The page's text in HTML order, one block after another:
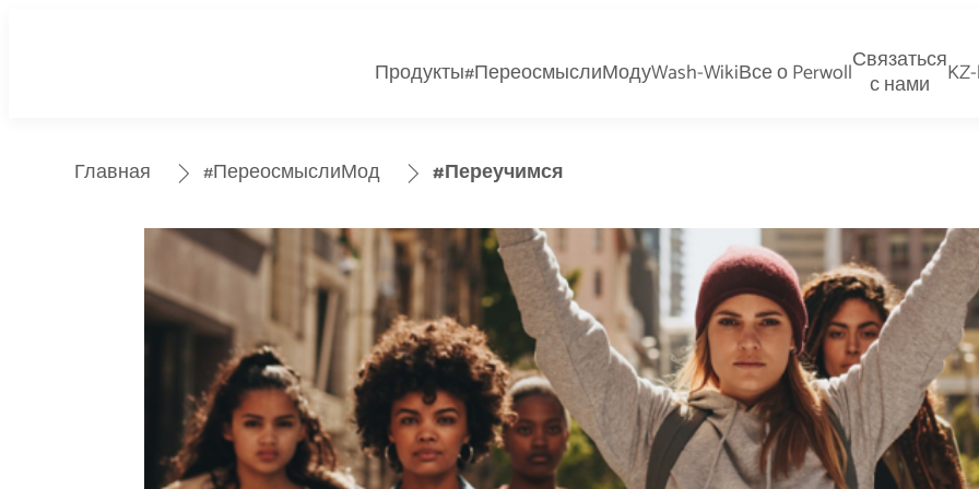
Продукты#ПереосмыслиМодуWash-WikiВсе о PerwollСвязаться
с нами
Главная #ПереосмыслиМод #Переучимся